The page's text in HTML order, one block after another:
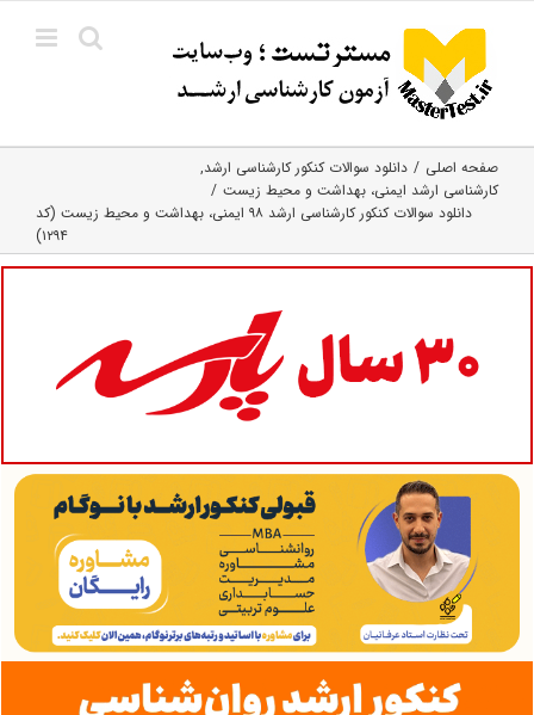
content
صفحه اصلی
دانلود سوالات کنکور کارشناسی ارشد
کارشناسی ارشد ایمنی، بهداشت و محیط زیست
دانلود سوالات کنکور کارشناسی ارشد ۹۸ ایمنی، بهداشت و محیط زیست (کد
۱۲۹۴)